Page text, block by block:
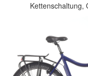
Kettenschaltung,